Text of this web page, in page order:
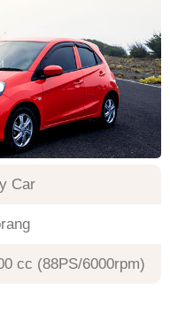
Car
cc (88PS/6000rpm)